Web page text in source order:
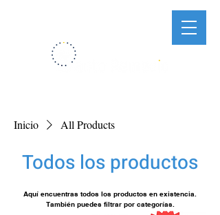
Inicio All Products
Todos los productos
Aquí encuentras todos los productos en existencia.
También puedes filtrar por categorías.